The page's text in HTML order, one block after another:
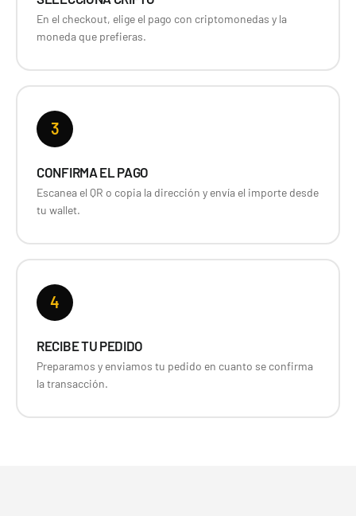
En el checkout, elige el pago con criptomonedas y la
moneda que prefieras.
3
CONFIRMA EL PAGO
Escanea el QR o copia la dirección y envía el importe desde
tu wallet.
4
RECIBE TU PEDIDO
Preparamos y enviamos tu pedido en cuanto se confirma
la transacción.